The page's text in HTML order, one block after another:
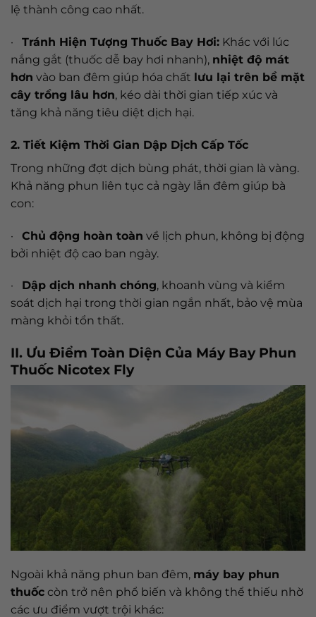
lệ thành công cao nhất.
· Tránh Hiện Tượng Thuốc Bay Hơi: Khác với lúc
nắng gắt (thuốc dễ bay hơi nhanh), nhiệt độ mát
hơn vào ban đêm giúp hóa chất lưu lại trên bề mặt
cây trồng lâu hơn, kéo dài thời gian tiếp xúc và
tăng khả năng tiêu diệt dịch hại.
2. Tiết Kiệm Thời Gian Dập Dịch Cấp Tốc
Trong những đợt dịch bùng phát, thời gian là vàng.
Khả năng phun liên tục cả ngày lẫn đêm giúp bà
con:
· Chủ động hoàn toàn về lịch phun, không bị động
bởi nhiệt độ cao ban ngày.
· Dập dịch nhanh chóng, khoanh vùng và kiểm
soát dịch hại trong thời gian ngắn nhất, bảo vệ mùa
màng khỏi tổn thất.
II. Ưu Điểm Toàn Diện Của Máy Bay Phun
Thuốc Nicotex Fly
Ngoài khả năng phun ban đêm, máy bay phun
thuốc còn trở nên phổ biến và không thể thiếu nhờ
các ưu điểm vượt trội khác: